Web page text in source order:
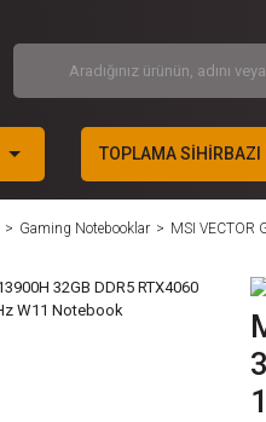
TOPLAMA SİHİRBAZI
Gaming Notebooklar MSI VECTOR